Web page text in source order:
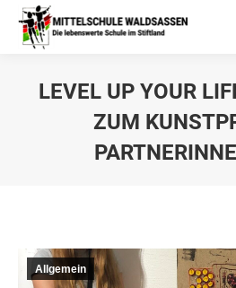
LEVEL UP YOUR
ZUM
Allgemein